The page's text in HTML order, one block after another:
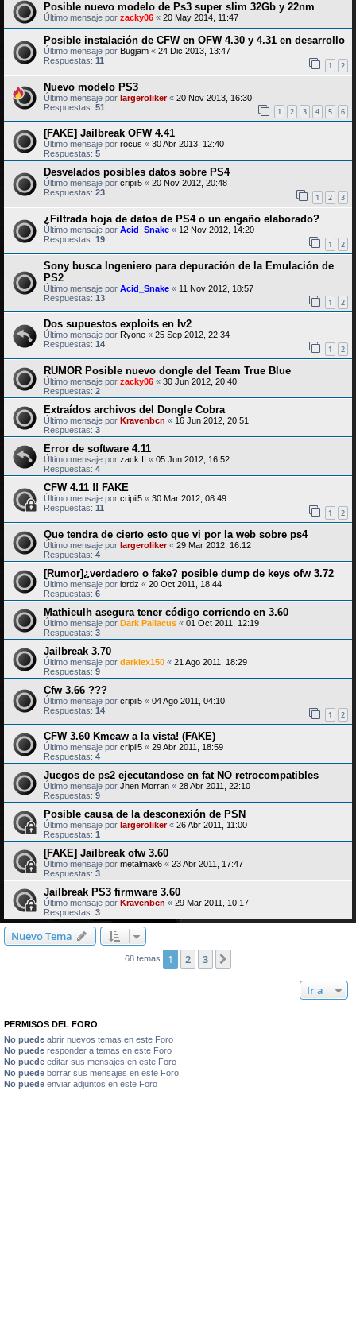
Posible nuevo modelo de Ps3 super slim 32Gb y 22nm
Último mensaje por zacky06 « 20 May 2014, 11:47
Posible instalación de CFW en OFW 4.30 y 4.31 en desarrollo
Último mensaje por Bugjam « 24 Dic 2013, 13:47
Respuestas: 11 1 2
Nuevo modelo PS3
Último mensaje por largeroliker« 20 Nov 2013, 16:30
Respuestas: 51 1 2 3 4 5 6
[FAKE] Jailbreak OFW 4.41
Último mensaje por rocus « 30 Abr 2013, 12:40
Respuestas: 5
Desvelados posibles datos sobre PS4
Último mensaje por cripii5 « 20 Nov 2012, 20:48
Respuestas: 23 1 2 3
¿Filtrada hoja de datos de PS4 o un engaño elaborado?
Último mensaje por Acid_Snake « 12 Nov 2012, 14:20
Respuestas: 19 1 2
Sony busca Ingeniero para depuración de la Emulación de
PS2
Último mensaje por Acid_Snake « 11 Nov 2012, 18:57
Respuestas: 13 1 2
Dos supuestos exploits en lv2
Último mensaje por Ryone « 25 Sep 2012, 22:34
Respuestas: 14 1 2
RUMOR Posible nuevo dongle del Team True Blue
Último mensaje por zacky06 « 30 Jun 2012, 20:40
Respuestas: 2
Extraídos archivos del Dongle Cobra
Último mensaje por Kravenbcn « 16 Jun 2012, 20:51
Respuestas: 3
Error de software 4.11
Último mensaje por zack II « 05 Jun 2012, 16:52
Respuestas: 4
CFW 4.11 !! FAKE
Último mensaje por cripii5 « 30 Mar 2012, 08:49
Respuestas: 11 1 2
Que tendra de cierto esto que vi por la web sobre ps4
Último mensaje por largeroliker« 29 Mar 2012, 16:12
Respuestas: 4
[Rumor]¿verdadero o fake? posible dump de keys ofw 3.72
Último mensaje por lordz « 20 Oct 2011, 18:44
Respuestas: 6
Mathieulh asegura tener código corriendo en 3.60
Último mensaje por Dark Pallacus « 01 Oct 2011, 12:19
Respuestas: 3
Jailbreak 3.70
Último mensaje por darklex150 « 21 Ago 2011, 18:29
Respuestas: 9
Cfw 3.66 ???
Último mensaje por cripii5 « 04 Ago 2011, 04:10
Respuestas: 14 1 2
CFW 3.60 Kmeaw a la vista! (FAKE)
Último mensaje por cripii5 « 29 Abr 2011, 18:59
Respuestas: 4
Juegos de ps2 ejecutandose en fat NO retrocompatibles
Último mensaje por Jhen Morran « 28 Abr 2011, 22:10
Respuestas: 9
Posible causa de la desconexión de PSN
Último mensaje por largeroliker« 26 Abr 2011, 11:00
Respuestas: 1
[FAKE] Jailbreak ofw 3.60
Último mensaje por metalmax6 « 23 Abr 2011, 17:47
Respuestas: 3
Jailbreak PS3 firmware 3.60
Último mensaje por Kravenbcn « 29 Mar 2011, 10:17
Respuestas: 3
Nuevo Tema
68 temas 1 2 3
Ir a
PERMISOS DEL FORO
No puede abrir nuevos temas en este Foro
No puede responder a temas en este Foro
No puede editar sus mensajes en este Foro
No puede borrar sus mensajes en este Foro
No puede enviar adjuntos en este Foro